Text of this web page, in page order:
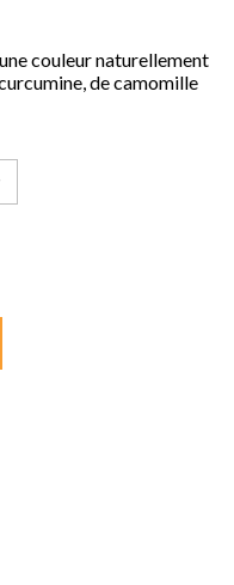
couleur naturellement
de camomille